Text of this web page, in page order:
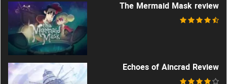
The Mermaid Mask review
Echoes of Aincrad Review